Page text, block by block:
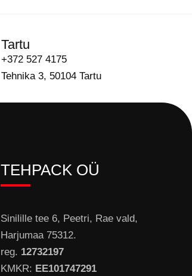
Tartu
+372 527 4175
Tehnika 3, 50104 Tartu
TEHPACK OÜ
Sinilille tee 6, Peetri, Rae vald,
Harjumaa 75312.
reg. 12732197
KMKR: EE101747291